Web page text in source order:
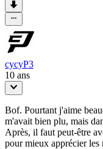
cycyP3
10 ans
Bof. Pourtant j'aime
m'avait bien plu, mais
Après, il faut peut-être
pour mieux apprécier les